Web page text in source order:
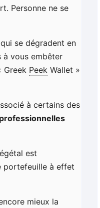
Personne ne se
se dégradent en
à vous embêter
Greek Peek Wallet »
à certains des
est
portefeuille à effet
mieux la